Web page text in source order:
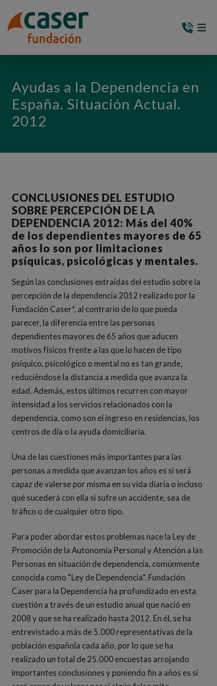
Ayudas a la Dependencia en
España. Situación Actual.
2012
CONCLUSIONES DEL ESTUDIO
SOBRE PERCEPCIÓN DE LA
DEPENDENCIA 2012: Más del 40%
de los dependientes mayores de 65
años lo son por limitaciones
psíquicas, psicológicas y mentales.
Según las conclusiones extraídas del estudio sobre la
percepción de la dependencia 2012 realizado por la
Fundación Caser*, al contrario de lo que pueda
parecer, la diferencia entre las personas
dependientes mayores de 65 años que aducen
motivos físicos frente a las que lo hacen de tipo
psíquico, psicológico o mental no es tan grande,
reduciéndose la distancia a medida que avanza la
edad. Además, estos últimos recurren con mayor
intensidad a los servicios relacionados con la
dependencia, como son el ingreso en residencias, los
centros de día o la ayuda domiciliaria.
Una de las cuestiones más importantes para las
personas a medida que avanzan los años es si será
capaz de valerse por misma en su vida diaria o incluso
qué sucederá con ella si sufre un accidente, sea de
tráfico o de cualquier otro tipo.
Para poder abordar estos problemas nace la Ley de
Promoción de la Autonomía Personal y Atención a las
Personas en situación de dependencia, comúnmente
conocida como “Ley de Dependencia”. Fundación
Caser para la Dependencia ha profundizado en esta
cuestión a través de un estudio anual que nació en
2008 y que se ha realizado hasta 2012. En él, se ha
entrevistado a más de 5.000 representativas de la
población española cada año, por lo que se ha
realizado un total de 25.000 encuestas arrojando
importantes conclusiones y poniendo fin a años es si